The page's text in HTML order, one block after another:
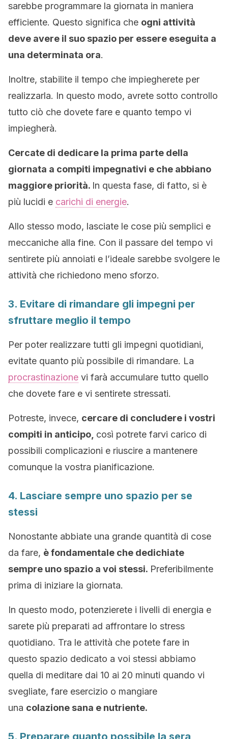
sarebbe programmare la giornata in maniera
efficiente. Questo significa che ogni attività
deve avere il suo spazio per essere eseguita a
una determinata ora.
Inoltre, stabilite il tempo che impiegherete per
realizzarla. In questo modo, avrete sotto controllo
tutto ciò che dovete fare e quanto tempo vi
impiegherà.
Cercate di dedicare la prima parte della
giornata a compiti impegnativi e che abbiano
maggiore priorità. In questa fase, di fatto, si è
più lucidi e carichi di energie.
Allo stesso modo, lasciate le cose più semplici e
meccaniche alla fine. Con il passare del tempo vi
sentirete più annoiati e l’ideale sarebbe svolgere le
attività che richiedono meno sforzo.
3. Evitare di rimandare gli impegni per
sfruttare meglio il tempo
Per poter realizzare tutti gli impegni quotidiani,
evitate quanto più possibile di rimandare. La
procrastinazione vi farà accumulare tutto quello
che dovete fare e vi sentirete stressati.
Potreste, invece, cercare di concludere i vostri
compiti in anticipo, così potrete farvi carico di
possibili complicazioni e riuscire a mantenere
comunque la vostra pianificazione.
4. Lasciare sempre uno spazio per se
stessi
Nonostante abbiate una grande quantità di cose
da fare, è fondamentale che dedichiate
sempre uno spazio a voi stessi. Preferibilmente
prima di iniziare la giornata.
In questo modo, potenzierete i livelli di energia e
sarete più preparati ad affrontare lo stress
quotidiano. Tra le attività che potete fare in
questo spazio dedicato a voi stessi abbiamo
quella di meditare dai 10 ai 20 minuti quando vi
svegliate, fare esercizio o mangiare
una colazione sana e nutriente.
5. Preparare quanto possibile la sera